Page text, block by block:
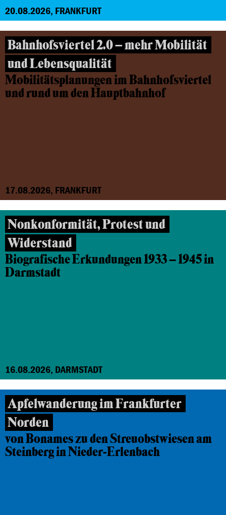
20.08.2026, FRANKFURT
Bahnhofsviertel 2.0 – mehr Mobilität
und Lebensqualität
Mobilitätsplanungen im Bahnhofsviertel
und rund um den Hauptbahnhof
17.08.2026, FRANKFURT
Nonkonformität, Protest und
Widerstand
Biografische Erkundungen 1933 – 1945 in
Darmstadt
16.08.2026, DARMSTADT
Apfelwanderung im Frankfurter
Norden
von Bonames zu den Streuobstwiesen am
Steinberg in Nieder-Erlenbach